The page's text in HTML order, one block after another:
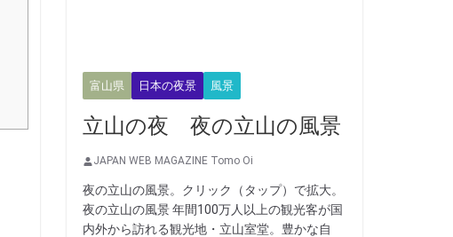
富山県 日本の夜景 風景
立山の夜 夜の立山の風景
JAPAN WEB MAGAZINE Tomo Oi
夜の立山の風景。クリック（タップ）で拡大。
夜の立山の風景 年間100万人以上の観光客が国
内外から訪れる観光地・立山室堂。豊かな自